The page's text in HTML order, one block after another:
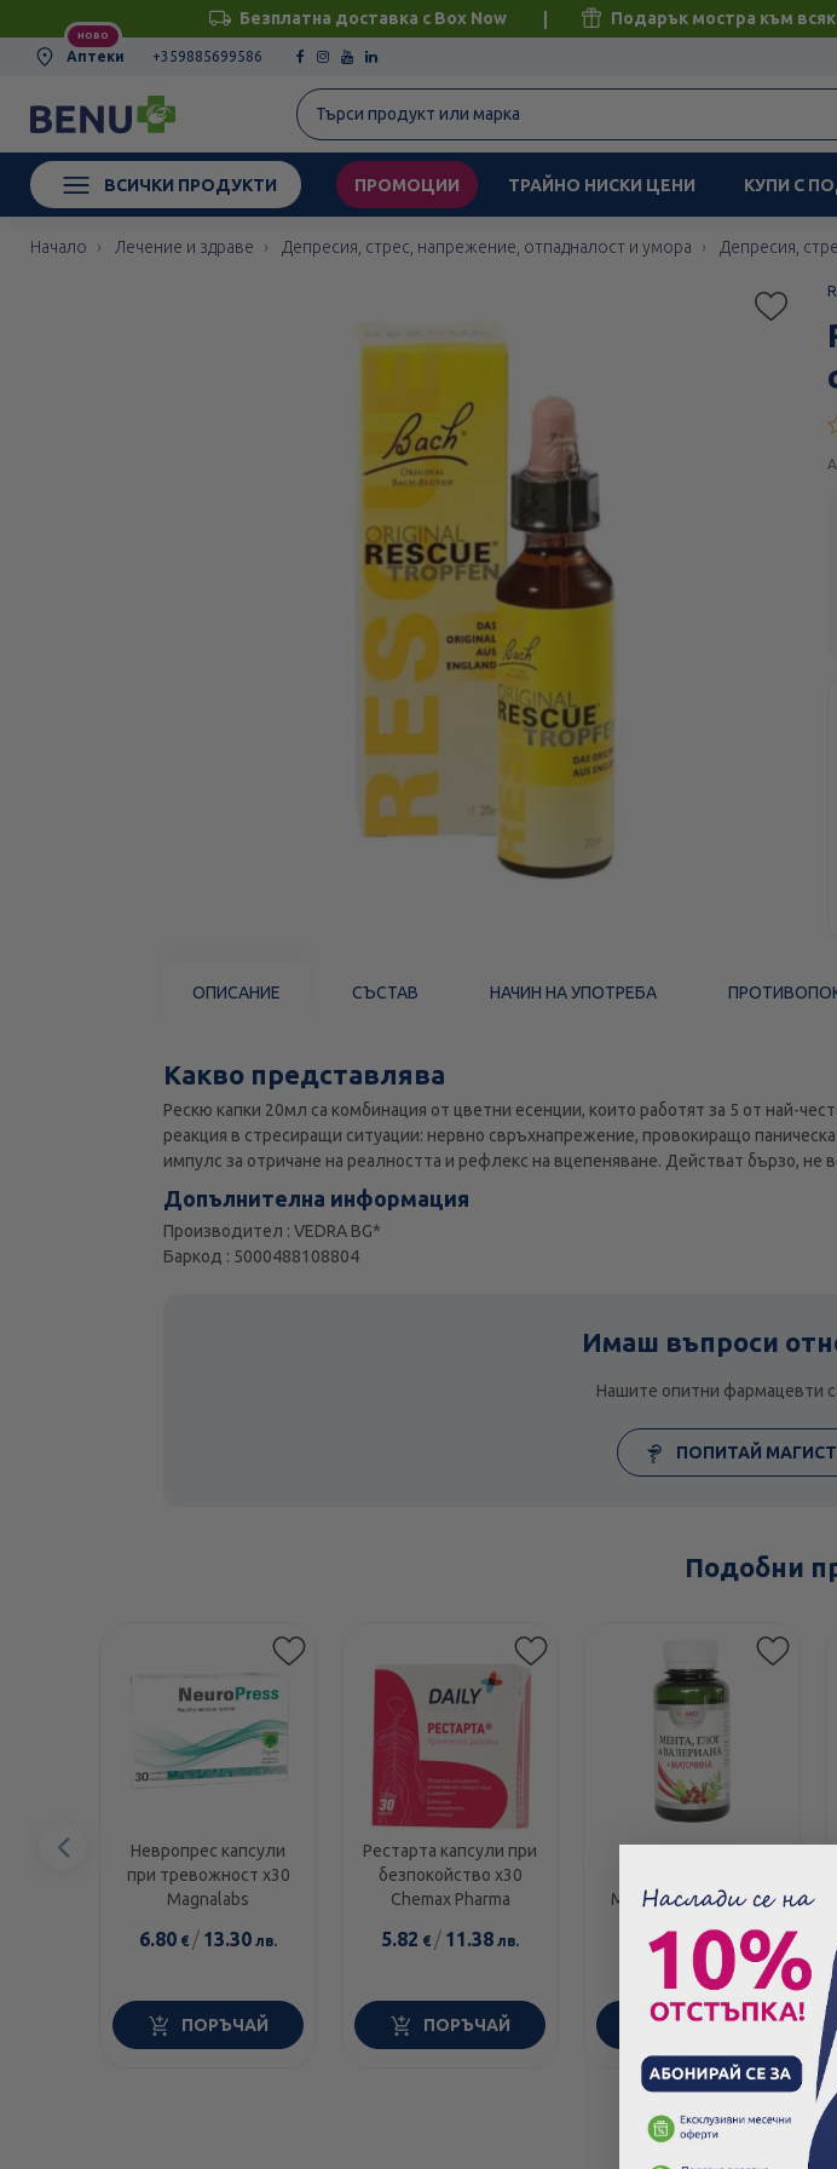
Безплатна доставка с Box Now Подарък мостра към
НОВО
Аптеки +359885699586
ВСИЧКИ ПРОДУКТИ ПРОМОЦИИ ТРАЙНО НИСКИ ЦЕНИ КУПИ С
Начало Лечение и здраве Депресия, стрес, напрежение, отпадналост и умора Депресия,
ОПИСАНИЕ СЪСТАВ НАЧИН НА УПОТРЕБА
Какво представлява
Рескю капки 20мл са комбинация от цветни есенции, които работят за 5 от най-
реакция в стресиращи ситуации: нервно свръхнапрежение, провокиращо
импулс за отричане на реалността и рефлекс на вцепеняване. Действат бързо,
Допълнителна информация
Производител : VEDRA BG*
Баркод : 5000488108804
Имаш въпроси
Нашите опитни фармацевти
ПОПИТАЙ
Подобни
Невропрес капсули
при тревожност х30
Magnalabs
6.80 € / 13.30 лв.
ПОРЪЧАЙ
Рестарта капсули при
безпокойство x30
Chemax Pharma
5.82 € / 11.38 лв.
ПОРЪЧАЙ
Мента, Глог,
Маточина сироп при
1.38 2.70лв.
ПОРЪЧАЙ
Предишен
елемент